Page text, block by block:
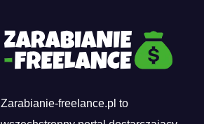
Zarabianie-freelance.pl to